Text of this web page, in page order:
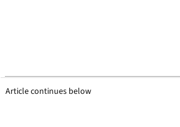
Article continues below